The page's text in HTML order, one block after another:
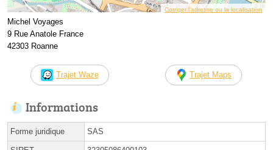
Corriger l’adresse ou la localisation
Michel Voyages
9 Rue Anatole France
42303 Roanne
Trajet Waze Trajet Maps
Informations
Forme juridique SAS